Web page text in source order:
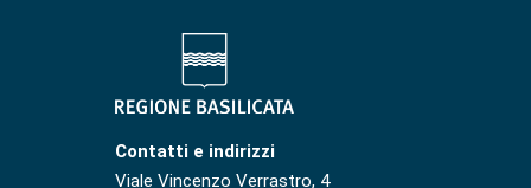
Contatti e indirizzi
Viale Vincenzo Verrastro, 4